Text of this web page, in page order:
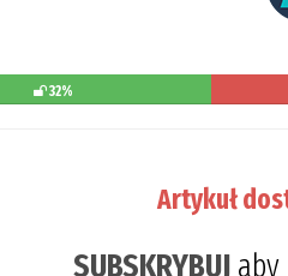
32%
Artykuł
SUBSKRYBUJaby